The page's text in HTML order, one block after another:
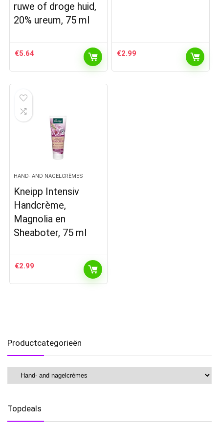
ruwe of droge huid,
20% ureum, 75 ml
€5.64 €2.99
HAND- AND NAGELCRÈMES
Kneipp Intensiv
Handcrème,
Magnolia en
Sheaboter, 75 ml
€2.99
Productcategorieën
Topdeals